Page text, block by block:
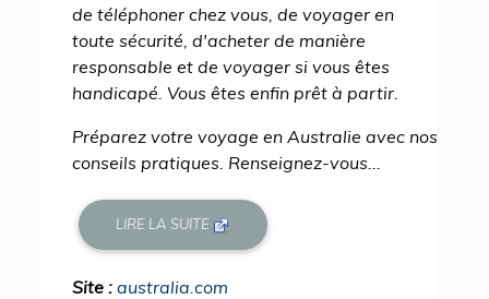
de téléphoner chez vous, de voyager en
toute sécurité, d'acheter de manière
responsable et de voyager si vous êtes
handicapé. Vous êtes enfin prêt à partir.
Préparez votre voyage en Australie avec nos
conseils pratiques. Renseignez-vous...
LIRE LA SUITE
Site : australia.com